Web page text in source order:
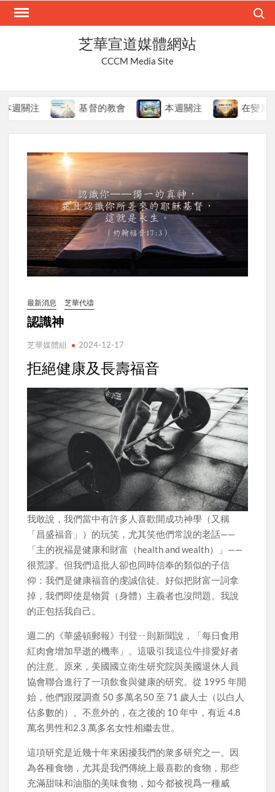
Skip
芝華宣道媒體網站
CCCM Media Site
注 基督的教會 本週關注 在變局中持守
最新消息 芝華代禱
認識神
芝華媒體組 2024-12-17
拒絕健康及長壽福音
我敢說，我們當中有許多人喜歡開成功神學（又稱
「昌盛福音」）的玩笑，尤其笑他們常說的老話——
「主的祝褔是健康和財富（health and wealth）」——
很荒謬。但我們這批人卻也同時信奉的類似的子信
仰：我們是健康福音的虔誠信徒。好似把財富一詞拿
掉，我們即使是物質（身體）主義者也沒問題。我說
的正包括我自己。
週二的《華盛頓郵報》刊登ㄧ則新聞說，「每日食用
紅肉會增加早逝的機率」。這吸引我這位牛排愛好者
的注意。原來，美國國立衛生研究院與美國退休人員
協會聯合進行了一項飲食與健康的研究。從 1995 年開
始，他們跟蹤調查 50 多萬名50 至 71 歲人士（以白人
佔多數的）。不意外的，在之後的 10 年中，有近 4.8
萬名男性和2.3 萬多名女性相繼去世。
這項研究是近幾十年來困擾我們的衆多研究之一。因
為各種食物，尤其是我們傳統上最喜歡的食物，那些
充滿甜味和油脂的美味食物，如今都被視爲一種威